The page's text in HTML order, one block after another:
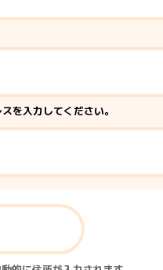
を入力してください。